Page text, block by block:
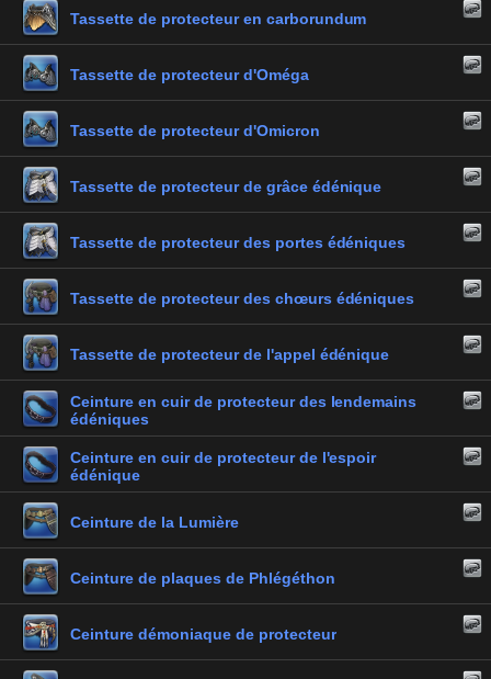
Tassette de protecteur en carborundum
Tassette de protecteur d'Oméga
Tassette de protecteur d'Omicron
Tassette de protecteur de grâce édénique
Tassette de protecteur des portes édéniques
Tassette de protecteur des chœurs édéniques
Tassette de protecteur de l'appel édénique
Ceinture en cuir de protecteur des lendemains
édéniques
Ceinture en cuir de protecteur de l'espoir
édénique
Ceinture de la Lumière
Ceinture de plaques de Phlégéthon
Ceinture démoniaque de protecteur